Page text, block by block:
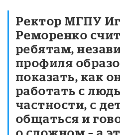
Ректор МГПУ
Реморенко
ребятам,
профиля
показать, как
работать с
частности, с
общаться и
о сложном – а